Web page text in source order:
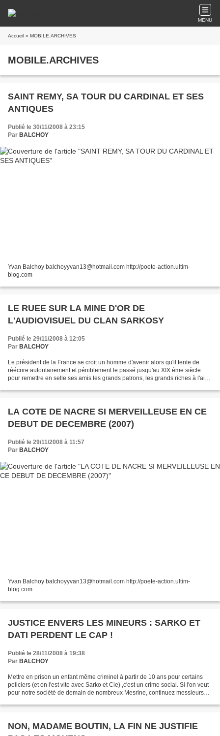
MENU
Accueil » MOBILE.ARCHIVES
MOBILE.ARCHIVES
SAINT REMY, SA TOUR DU CARDINAL ET SES
ANTIQUES
Publié le 30/11/2008 à 23:15
Par BALCHOY
Yvan Balchoy balchoyyvan13@hotmail.com http://poete-action.ultim-
blog.com
LE RUEE SUR LA MINE D'OR DE
L'AUDIOVISUEL DU CLAN SARKOSY
Publié le 29/11/2008 à 12:05
Par BALCHOY
Le président de la France se croit un homme d'avenir alors qu'il tente de
réécrire autoritairement et péniblement le passé jusqu'au XIX ème siècle
pour remettre en selle ses amis les grands patrons, les grands riches à l'aide
LA COTE DE NACRE SI MERVEILLEUSE EN CE
DEBUT DE DECEMBRE (2007)
Publié le 29/11/2008 à 11:57
Par BALCHOY
Yvan Balchoy balchoyyvan13@hotmail.com http://poete-action.ultim-
blog.com
JUSTICE ENVERS LES MINEURS : SARKO ET
DATI PERDENT LE CAP !
Publié le 28/11/2008 à 19:38
Par BALCHOY
Mettre en prison un enfant même criminel à partir de 10 ans pour certains
policiers (et on l'est vite avec Sarko et Cie) ,c'est un crime social. Si l'on veut
pour notre société de demain de nombreux Mesrine, continuez messieurs
NON, MADAME BOUTIN, LA FIN NE JUSTIFIE